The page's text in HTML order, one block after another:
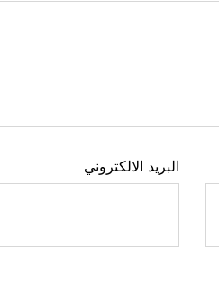
البريد الالكتروني